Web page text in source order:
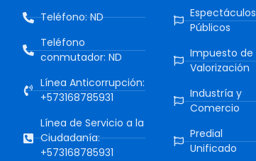
Teléfono: ND
Teléfono
conmutador: ND
Línea Anticorrupción:
+573168785931
Línea de Servicio a la
Ciudadanía:
+573168785931
Espectáculos
Públicos
Impuesto de
Valorización
Industría y
Comercio
Predial
Unificado